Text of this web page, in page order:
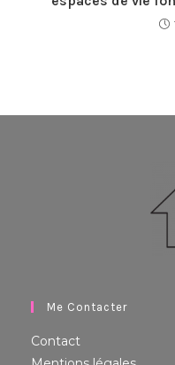
Me Contacter
Contact